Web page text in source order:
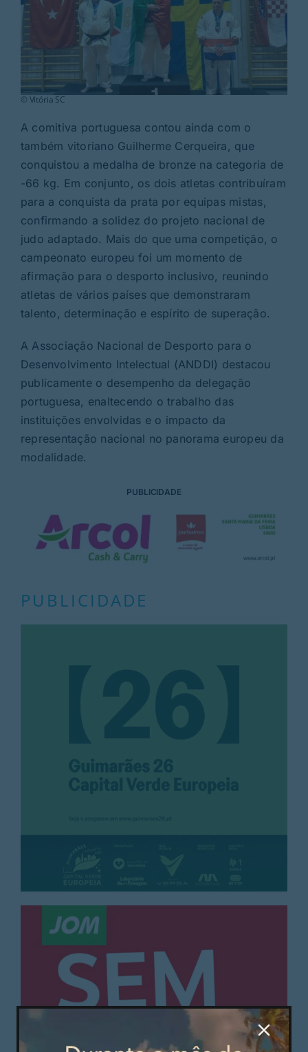
© Vitória SC
A comitiva portuguesa contou ainda com o
também vitoriano Guilherme Cerqueira, que
conquistou a medalha de bronze na categoria de
-66 kg. Em conjunto, os dois atletas contribuíram
para a conquista da prata por equipas mistas,
confirmando a solidez do projeto nacional de
judo adaptado. Mais do que uma competição, o
campeonato europeu foi um momento de
afirmação para o desporto inclusivo, reunindo
atletas de vários países que demonstraram
talento, determinação e espírito de superação.
A Associação Nacional de Desporto para o
Desenvolvimento Intelectual (ANDDI) destacou
publicamente o desempenho da delegação
portuguesa, enaltecendo o trabalho das
instituições envolvidas e o impacto da
representação nacional no panorama europeu da
modalidade.
PUBLICIDADE
PUBLICIDADE